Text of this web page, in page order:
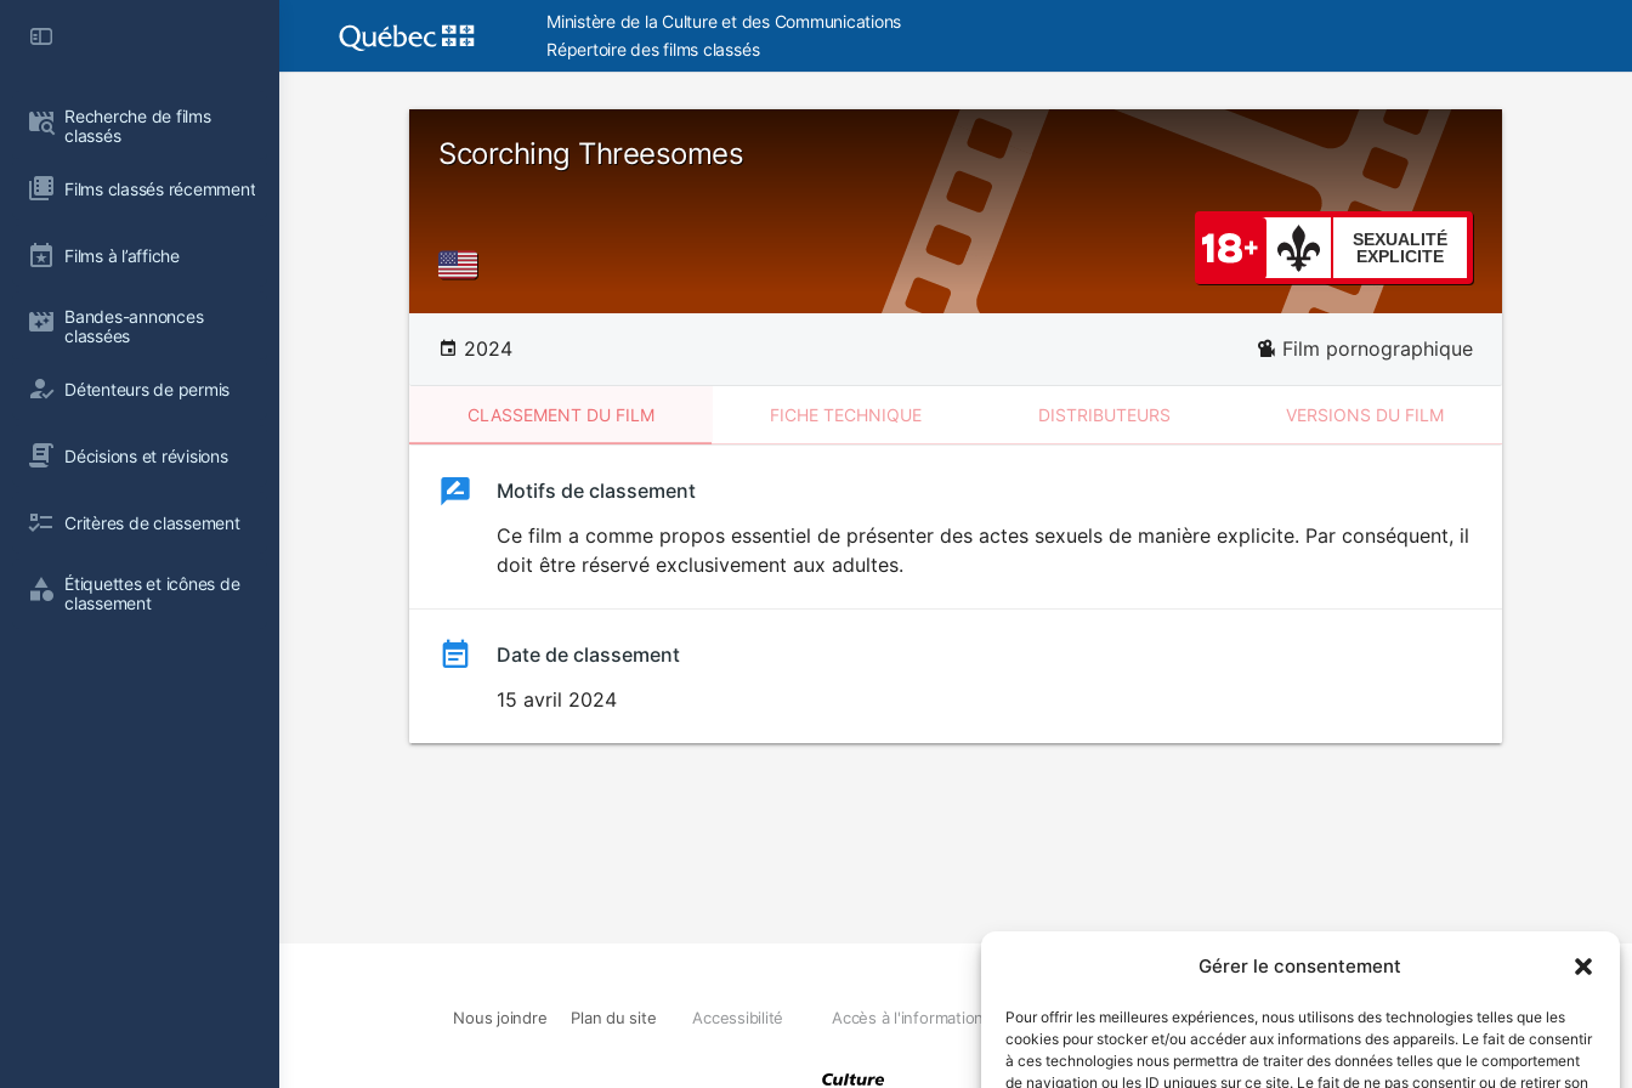
Gérer le consentement
Pour offrir les meilleures expériences, nous utilisons des technologies telles que les
cookies pour stocker et/ou accéder aux informations des appareils. Le fait de consentir
à ces technologies nous permettra de traiter des données telles que le comportement
de navigation ou les ID uniques sur ce site. Le fait de ne pas consentir ou de retirer son
Recherche de films
classés
Films classés récemment
Films à l’affiche
Bandes-annonces
classées
Détenteurs de permis
Décisions et révisions
Critères de classement
Étiquettes et icônes de
classement
Ministère de la Culture et des Communications
Répertoire des films classés
Scorching Threesomes
SEXUALITÉ
EXPLICITE
2024 Film pornographique
CLASSEMENT DU FILM FICHE TECHNIQUE DISTRIBUTEURS VERSIONS DU FILM
ClassementClassement
SEXUALITÉ
EXPLICITE
Motifs de classement
Ce film a comme propos essentiel de présenter des actes sexuels de manière explicite. Par conséquent, il
doit être réservé exclusivement aux adultes.
Date de classement
15 avril 2024
Nous joindre Plan du site Accessibilité Accès à l'information Déclaration de services Politique de confidentialité